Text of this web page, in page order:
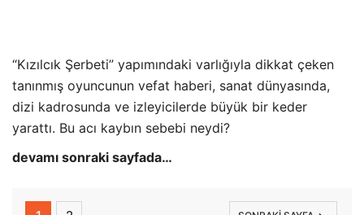
“Kızılcık Şerbeti” yapımındaki varlığıyla dikkat çeken
tanınmış oyuncunun vefat haberi, sanat dünyasında,
dizi kadrosunda ve izleyicilerde büyük bir keder
yarattı. Bu acı kaybın sebebi neydi?
devamı sonraki sayfada…